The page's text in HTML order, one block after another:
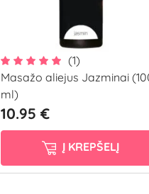
(1)
Masažo aliejus Jazminai
ml)
10.95 €
Į KREPŠELĮ